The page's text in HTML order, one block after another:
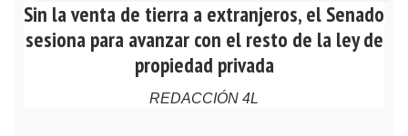
Sin la venta de tierra a extranjeros, el Senado
sesiona para avanzar con el resto de la ley de
propiedad privada
REDACCIÓN 4L